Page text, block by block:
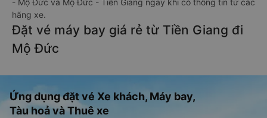
- Mộ Đức và Mộ Đức - Tiền Giang ngay khi có thông tin từ các
hãng xe.
Đặt vé máy bay giá rẻ từ Tiền Giang đi
Mộ Đức
Ứng dụng đặt vé Xe khách, Máy bay,
Tàu hoả và Thuê xe